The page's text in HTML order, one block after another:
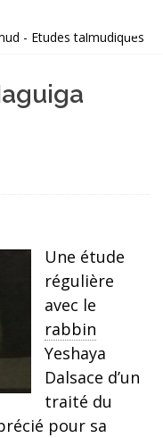
- Etudes talmudiques
Une étude
régulière
avec le
rabbin
Yeshaya
Dalsace d’un
traité du
pour sa